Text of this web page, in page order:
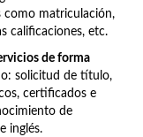
como matriculación,
calificaciones, etc.
de forma
solicitud de título,
certificados e
de
inglés.